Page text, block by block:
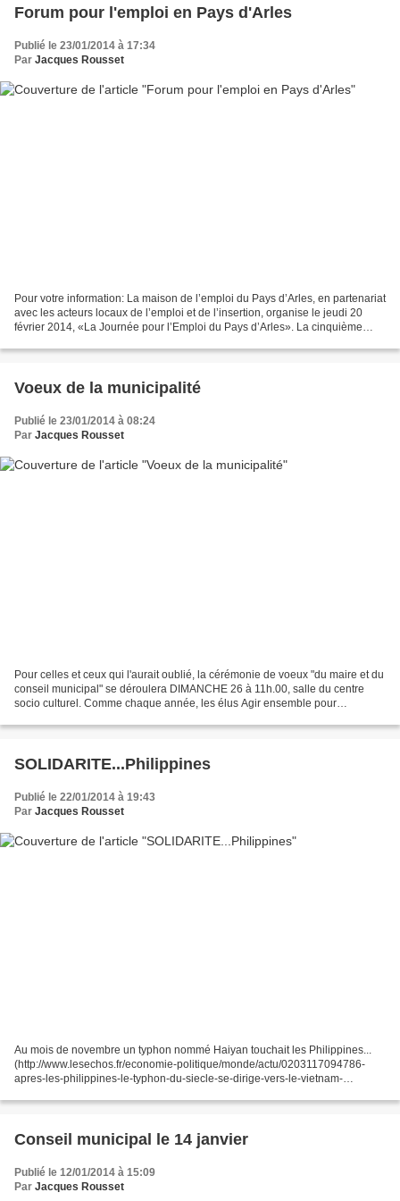
Forum pour l'emploi en Pays d'Arles
Publié le 23/01/2014 à 17:34
Par Jacques Rousset
Pour votre information: La maison de l’emploi du Pays d’Arles, en partenariat
avec les acteurs locaux de l’emploi et de l’insertion, organise le jeudi 20
février 2014, «La Journée pour l’Emploi du Pays d’Arles». La cinquième
Voeux de la municipalité
Publié le 23/01/2014 à 08:24
Par Jacques Rousset
Pour celles et ceux qui l'aurait oublié, la cérémonie de voeux "du maire et du
conseil municipal" se déroulera DIMANCHE 26 à 11h.00, salle du centre
socio culturel. Comme chaque année, les élus Agir ensemble pour
SOLIDARITE...Philippines
Publié le 22/01/2014 à 19:43
Par Jacques Rousset
Au mois de novembre un typhon nommé Haiyan touchait les Philippines...
(http://www.lesechos.fr/economie-politique/monde/actu/0203117094786-
apres-les-philippines-le-typhon-du-siecle-se-dirige-vers-le-vietnam-
Conseil municipal le 14 janvier
Publié le 12/01/2014 à 15:09
Par Jacques Rousset